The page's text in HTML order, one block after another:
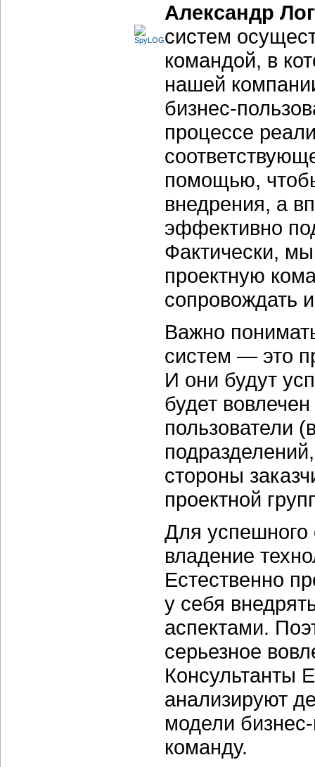
Александр
систем
командой, в
нашей
бизнес-
процессе
помощью,
внедрения, а
эффективно
Фактически, мы
проектную
сопровождать
Важно
систем — это
И они будут
будет
пользователи
стороны
проектной
Для успешного
владение
Естественно
у себя
аспектами.
серьезное
Консультанты
анализируют
модели
команду.